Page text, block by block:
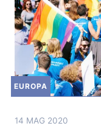
EUROPA
14 MAG 2020